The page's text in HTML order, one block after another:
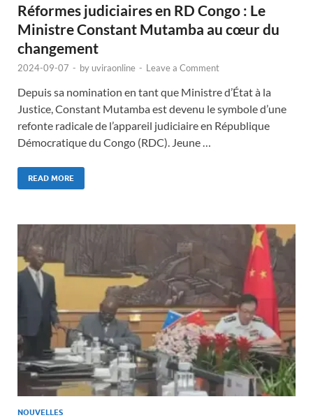
Réformes judiciaires en RD Congo : Le
Ministre Constant Mutamba au cœur du
changement
2024-09-07 - byuviraonline - Leave a Comment
Depuis sa nomination en tant que Ministre d’État à la
Justice, Constant Mutamba est devenu le symbole d’une
refonte radicale de l’appareil judiciaire en République
Démocratique du Congo (RDC). Jeune …
READ MORE
NOUVELLES